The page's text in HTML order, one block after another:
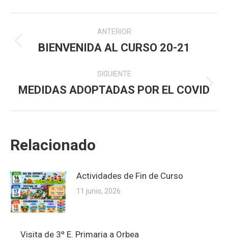
Navegación
entre
publicaciones
ANTERIOR
Publicación
BIENVENIDA AL CURSO 20-21
SIGUIENTE
Publicación
MEDIDAS ADOPTADAS POR EL COVID
Relacionado
Actividades de Fin de Curso
11 junio, 2026
Visita de 3º E. Primaria a Orbea